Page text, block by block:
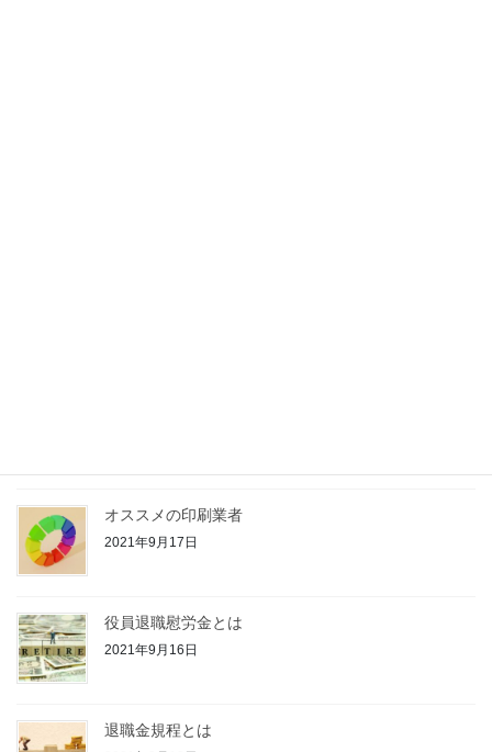
オススメの印刷業者
2021年9月17日
役員退職慰労金とは
2021年9月16日
退職金規程とは